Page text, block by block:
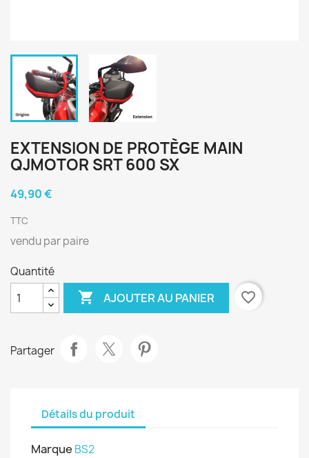
EXTENSION DE PROTÈGE MAIN
QJMOTOR SRT 600 SX
49,90 €
TTC
vendu par paire
Quantité
 AJOUTER AU PANIER favorite_border
Partager
Détails du produit
Marque BS2